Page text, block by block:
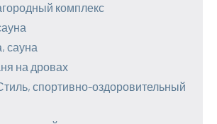
комплекс
сауна
на дровах
спортивно-оздоровительный